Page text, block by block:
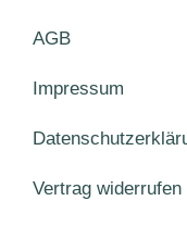
AGB
Impressum
Vertrag widerrufen